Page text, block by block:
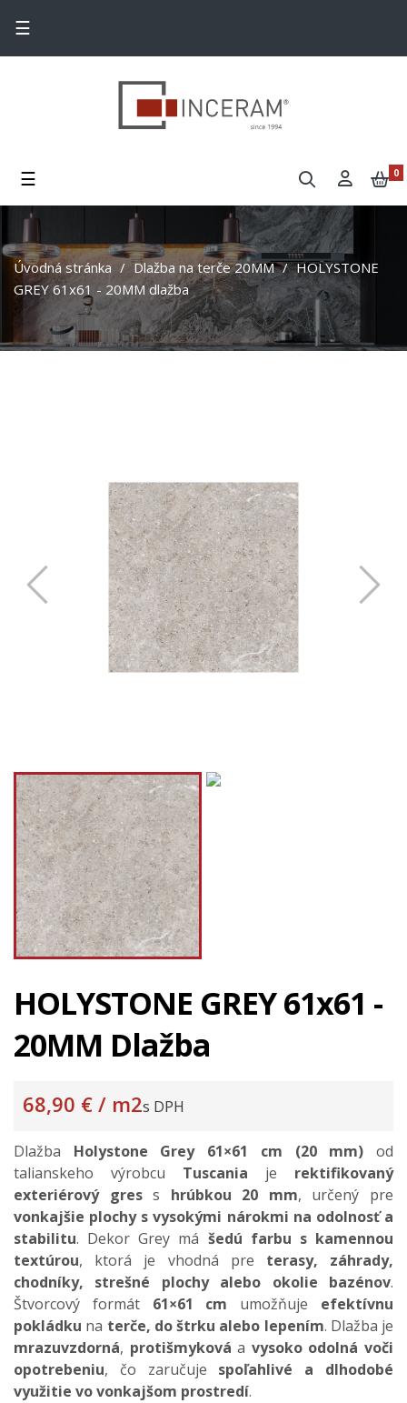
Toggle navigation
☰
Toggle navigation
☰ 0
Úvodná stránka Dlažba na terče 20MM
HOLYSTONE
GREY 61x61 - 20MM dlažba
HOLYSTONE GREY 61x61 -
20MM Dlažba
68,90 € / m2s DPH
Dlažba Holystone Grey 61×61 cm (20 mm) od
talianskeho výrobcu Tuscania je rektifikovaný
exteriérový gress hrúbkou 20 mm, určený pre
vonkajšie plochy s vysokými nárokmi na odolnosť a
stabilitu. Dekor Grey má šedú farbu s kamennou
textúrou, ktorá je vhodná pre terasy, záhrady,
chodníky, strešné plochy alebo okolie bazénov.
Štvorcový formát 61×61 cm umožňuje efektívnu
pokládku na terče, do štrku alebo lepením. Dlažba je
mrazuvzdorná, protišmyková a vysoko odolná voči
opotrebeniu, čo zaručuje spoľahlivé a dlhodobé
využitie vo vonkajšom prostredí.